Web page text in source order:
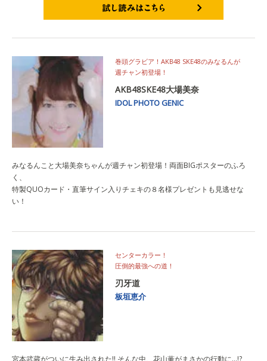
巻頭グラビア！AKB48 SKE48のみなるんが
週チャン初登場！
AKB48SKE48大場美奈
IDOL PHOTO GENIC
みなるんこと大場美奈ちゃんが週チャン初登場！両面BIGポスターのふろ
く、
特製QUOカード・直筆サイン入りチェキの８名様プレゼントも見逃せな
い！
センターカラー！
圧倒的最強への道！
刃牙道
板垣恵介
宮本武蔵がついに生み出された!! そんな中、花山薫がまさかの行動に…!?